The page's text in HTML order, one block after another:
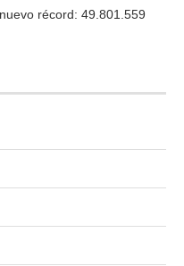
récord: 49.801.559